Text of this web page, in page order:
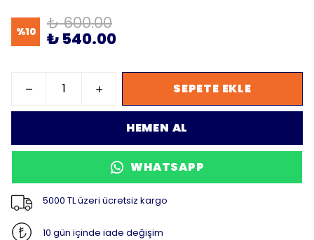
%10 ₺ 600.00
₺ 540.00
SEPETE EKLE
HEMEN AL
WHATSAPP
5000 TL üzeri ücretsiz kargo
10 gün içinde iade değişim